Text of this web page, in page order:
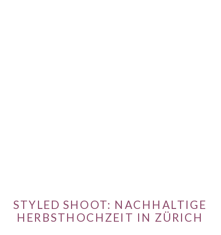
STYLED SHOOT: NACHHALTIGE
HERBSTHOCHZEIT IN ZÜRICH